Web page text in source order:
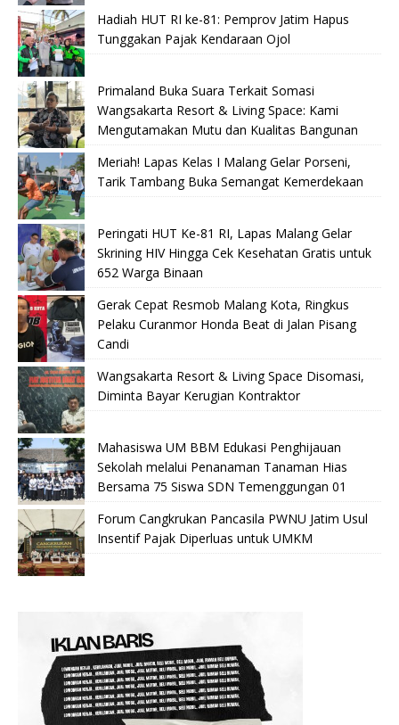
Hadiah HUT RI ke-81: Pemprov Jatim Hapus
Tunggakan Pajak Kendaraan Ojol
Primaland Buka Suara Terkait Somasi
Wangsakarta Resort & Living Space: Kami
Mengutamakan Mutu dan Kualitas Bangunan
Meriah! Lapas Kelas I Malang Gelar Porseni,
Tarik Tambang Buka Semangat Kemerdekaan
Peringati HUT Ke-81 RI, Lapas Malang Gelar
Skrining HIV Hingga Cek Kesehatan Gratis untuk
652 Warga Binaan
Gerak Cepat Resmob Malang Kota, Ringkus
Pelaku Curanmor Honda Beat di Jalan Pisang
Candi
Wangsakarta Resort & Living Space Disomasi,
Diminta Bayar Kerugian Kontraktor
Mahasiswa UM BBM Edukasi Penghijauan
Sekolah melalui Penanaman Tanaman Hias
Bersama 75 Siswa SDN Temenggungan 01
Forum Cangkrukan Pancasila PWNU Jatim Usul
Insentif Pajak Diperluas untuk UMKM